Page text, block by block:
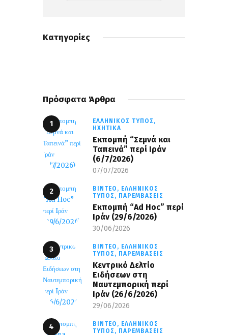
Κατηγορίες
Πρόσφατα Άρθρα
ΕΛΛΗΝΙΚΌΣ ΤΎΠΟΣ,
ΗΧΗΤΙΚΆ
Εκπομπή “Σεμνά και
Ταπεινά” περί Ιράν
(6/7/2026)
07/07/2026
ΒΊΝΤΕΟ, ΕΛΛΗΝΙΚΌΣ
ΤΎΠΟΣ, ΠΑΡΕΜΒΆΣΕΙΣ
Εκπομπή “Ad Hoc” περί
Iράν (29/6/2026)
30/06/2026
ΒΊΝΤΕΟ, ΕΛΛΗΝΙΚΌΣ
ΤΎΠΟΣ, ΠΑΡΕΜΒΆΣΕΙΣ
Κεντρικό Δελτίο
Ειδήσεων στη
Ναυτεμπορική περί
Iράν (26/6/2026)
29/06/2026
ΒΊΝΤΕΟ, ΕΛΛΗΝΙΚΌΣ
ΤΎΠΟΣ, ΠΑΡΕΜΒΆΣΕΙΣ